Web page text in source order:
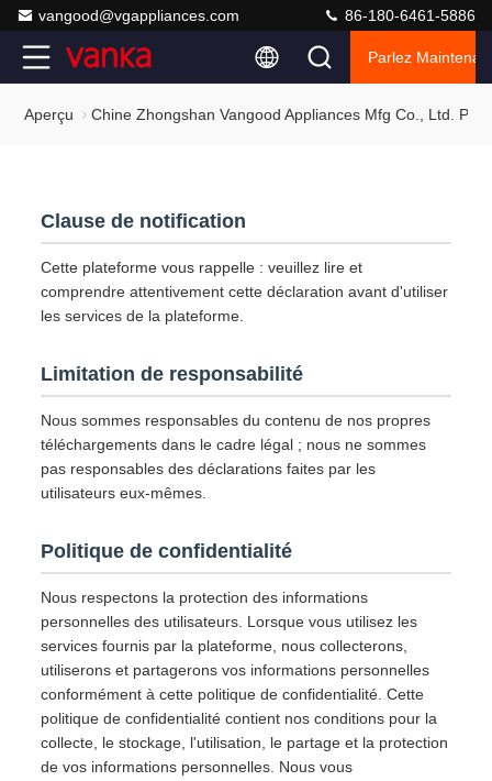
vangood@vgappliances.com 86-180-6461-5886
Parlez
Aperçu Chine Zhongshan Vangood Appliances Mfg Co., Ltd.
Clause de notification
Cette plateforme vous rappelle : veuillez lire et
comprendre attentivement cette déclaration avant d'utiliser
les services de la plateforme.
Limitation de responsabilité
Nous sommes responsables du contenu de nos propres
téléchargements dans le cadre légal ; nous ne sommes
pas responsables des déclarations faites par les
utilisateurs eux-mêmes.
Politique de confidentialité
Nous respectons la protection des informations
personnelles des utilisateurs. Lorsque vous utilisez les
services fournis par la plateforme, nous collecterons,
utiliserons et partagerons vos informations personnelles
conformément à cette politique de confidentialité. Cette
politique de confidentialité contient nos conditions pour la
collecte, le stockage, l'utilisation, le partage et la protection
de vos informations personnelles. Nous vous